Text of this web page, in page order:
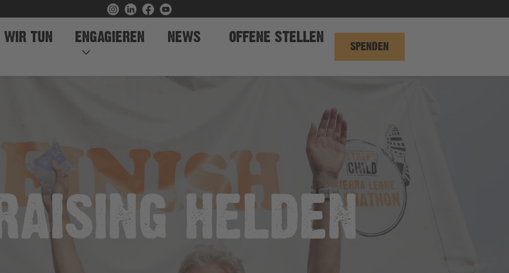
WIR TUN ENGAGIEREN NEWS OFFENE STELLEN
SPENDEN
HELDEN